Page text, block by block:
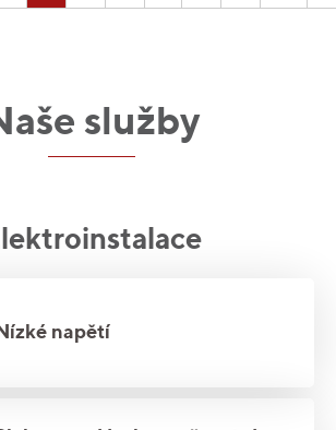
služby
Nízké napětí